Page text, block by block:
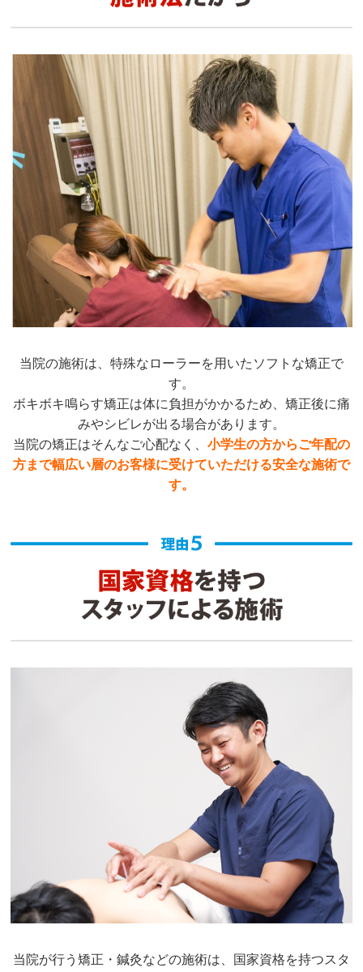
当院の施術は、特殊なローラーを用いたソフトな矯正で
す。
ボキボキ鳴らす矯正は体に負担がかかるため、矯正後に痛
みやシビレが出る場合があります。
当院の矯正はそんなご心配なく、 小学生の方からご年配の
方まで幅広い層のお客様に受けていただける安全な施術で
す。
当院が行う矯正・鍼灸などの施術は、国家資格を持つスタ